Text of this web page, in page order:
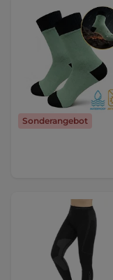
Sonderangebot